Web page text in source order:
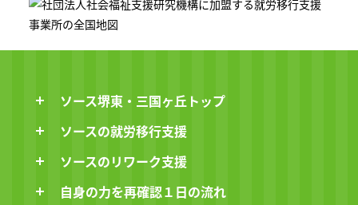
ソース堺東・三国ヶ丘トップ
ソースの就労移行支援
ソースのリワーク支援
自身の力を再確認１日の流れ